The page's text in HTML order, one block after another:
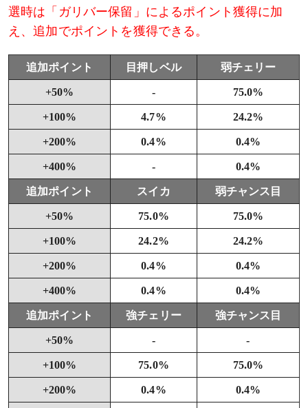
選時は「ガリバー保留」によるポイント獲得に加
え、追加でポイントを獲得できる。
追加ポイント 目押しベル 弱チェリー
+50% - 75.0%
+100% 4.7% 24.2%
+200% 0.4% 0.4%
+400% - 0.4%
追加ポイント スイカ 弱チャンス目
+50% 75.0% 75.0%
+100% 24.2% 24.2%
+200% 0.4% 0.4%
+400% 0.4% 0.4%
追加ポイント 強チェリー 強チャンス目
+50% - -
+100% 75.0% 75.0%
+200% 0.4% 0.4%